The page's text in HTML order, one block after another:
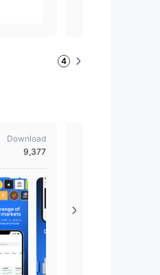
4
Download
9,377